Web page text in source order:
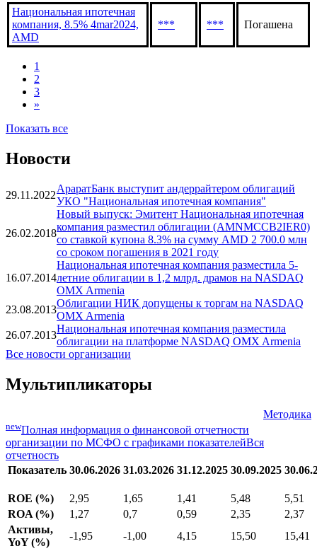
Национальная ипотечная
компания, 8.5% 4mar2024,
AMD
*** *** Погашена
1
2
3
»
Показать все
Новости
29.11.2022
АраратБанк выступит андеррайтером облигаций
УКО "Национальная ипотечная компания"
26.02.2018
Новый выпуск: Эмитент Национальная ипотечная
компания разместил облигации (AMNMCCB2IER0)
со ставкой купона 8.3% на сумму AMD 2 700.0 млн
со сроком погашения в 2021 году
16.07.2014
Национальная ипотечная компания разместила 5-
летние облигации в 1,2 млрд. драмов на NASDAQ
OMX Armenia
23.08.2013
Облигации НИК допущены к торгам на NASDAQ
OMX Armenia
26.07.2013
Национальная ипотечная компания разместила
облигации на платформе NASDAQ OMX Armenia
Все новости организации
Мультипликаторы
Методика
newПолная информация о финансовой отчетности
организации по МСФО с графиками показателейВся
отчетность
Показатель 30.06.2026 31.03.2026 31.12.2025 30.09.2025
ROE (%) 2,95 1,65 1,41 5,48
5,51
ROA (%)
1,27 0,7 0,59 2,35
2,37
Активы,
YoY (%)
-1,95 -1,00 4,15 15,50
15,41